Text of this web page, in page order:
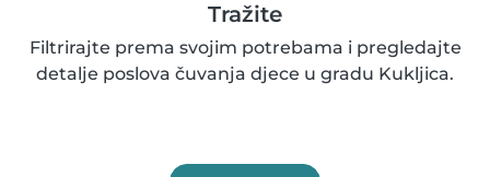
Tražite
Filtrirajte prema svojim potrebama i pregledajte
detalje poslova čuvanja djece u gradu Kukljica.